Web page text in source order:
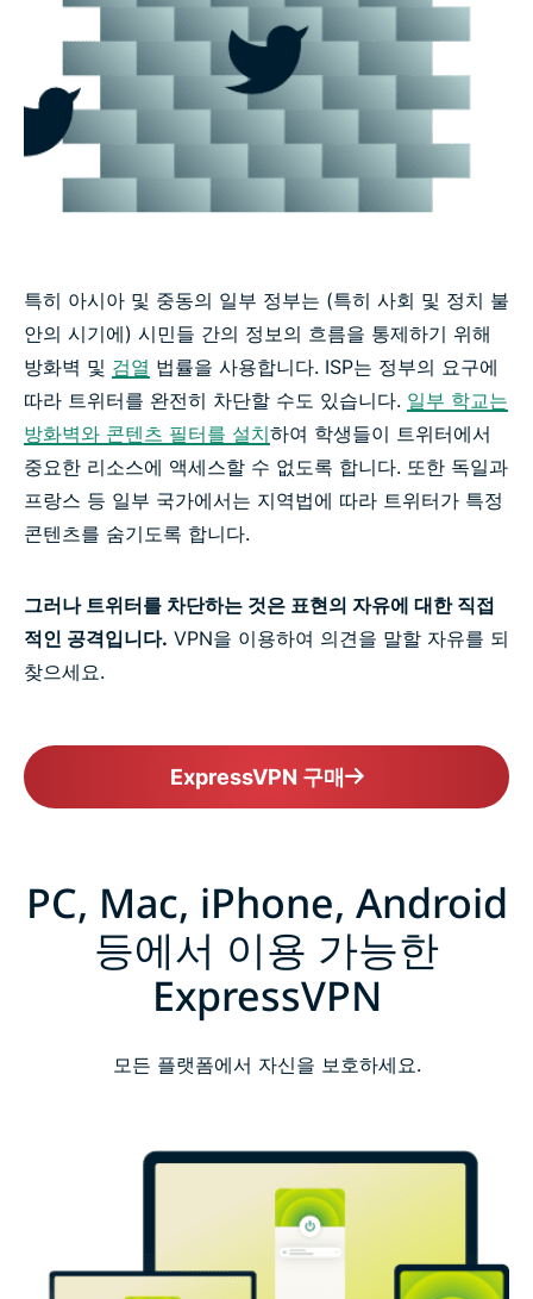
특히 아시아 및 중동의 일부 정부는 (특히 사회 및 정치 불
안의 시기에) 시민들 간의 정보의 흐름을 통제하기 위해
방화벽 및 검열 법률을 사용합니다. ISP는 정부의 요구에
따라 트위터를 완전히 차단할 수도 있습니다. 일부 학교는
방화벽와 콘텐츠 필터를 설치하여 학생들이 트위터에서
중요한 리소스에 액세스할 수 없도록 합니다. 또한 독일과
프랑스 등 일부 국가에서는 지역법에 따라 트위터가 특정
콘텐츠를 숨기도록 합니다.
그러나 트위터를 차단하는 것은 표현의 자유에 대한 직접
적인 공격입니다. VPN을 이용하여 의견을 말할 자유를 되
찾으세요.
ExpressVPN 구매
PC, Mac, iPhone, Android
등에서 이용 가능한
ExpressVPN
모든 플랫폼에서 자신을 보호하세요.